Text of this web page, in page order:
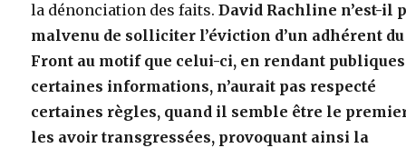
la dénonciation des faits.David Rachline n’est-il
malvenu de solliciter l’éviction d’un adhérent du
Front au motif que celui-ci, en rendant publiques
certaines informations, n’aurait pas respecté
certaines règles, quand il semble être le
les avoir transgressées, provoquant ainsi la